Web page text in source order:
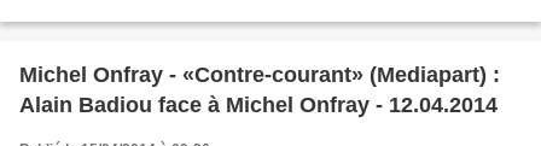
Michel Onfray - «Contre-courant» (Mediapart) :
Alain Badiou face à Michel Onfray - 12.04.2014